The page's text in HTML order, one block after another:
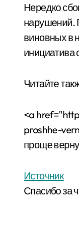
Нередко
нарушений.
виновных в
инициатива
Читайте
<a
proshhe-
проще
Источник
Спасибо за